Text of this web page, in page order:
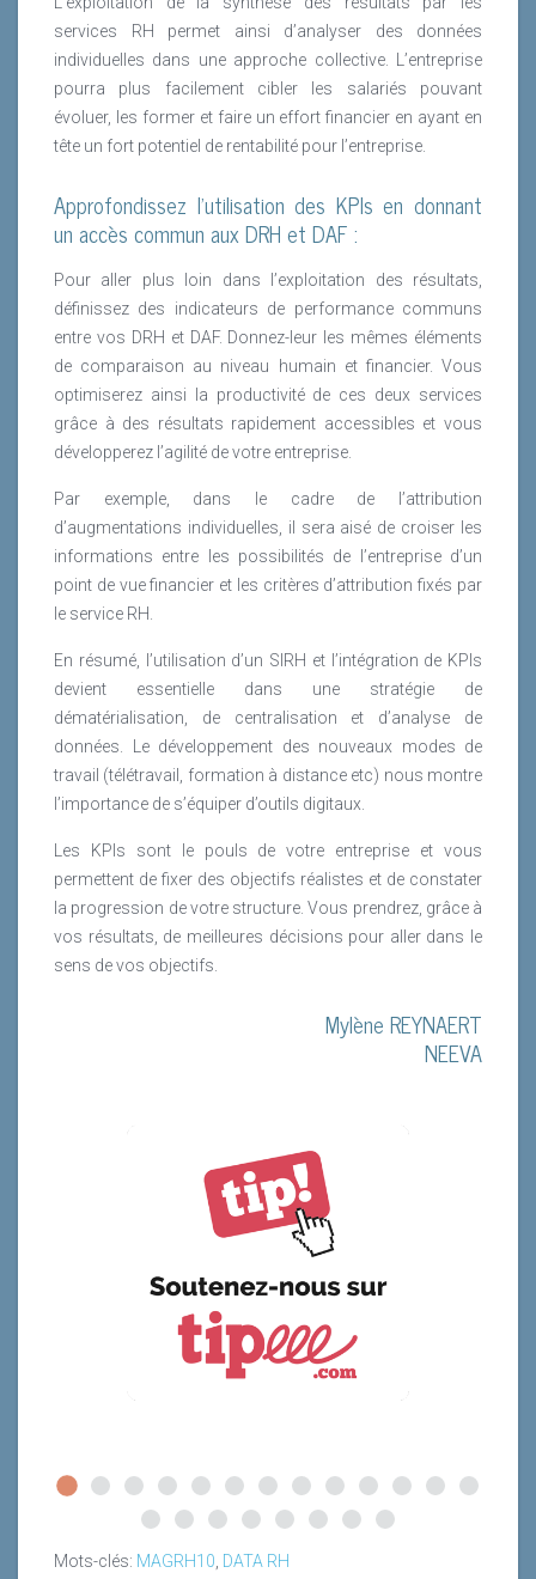
services RH permet ainsi d’analyser des données
individuelles dans une approche collective. L’entreprise
pourra plus facilement cibler les salariés pouvant
évoluer, les former et faire un effort financier en ayant en
tête un fort potentiel de rentabilité pour l’entreprise.
Approfondissez l’utilisation des KPIs en donnant
un accès commun aux DRH et DAF :
Pour aller plus loin dans l’exploitation des résultats,
définissez des indicateurs de performance communs
entre vos DRH et DAF. Donnez-leur les mêmes éléments
de comparaison au niveau humain et financier. Vous
optimiserez ainsi la productivité de ces deux services
grâce à des résultats rapidement accessibles et vous
développerez l’agilité de votre entreprise.
Par exemple, dans le cadre de l’attribution
d’augmentations individuelles, il sera aisé de croiser les
informations entre les possibilités de l’entreprise d’un
point de vue financier et les critères d’attribution fixés par
le service RH.
En résumé, l’utilisation d’un SIRH et l’intégration de KPIs
devient essentielle dans une stratégie de
dématérialisation, de centralisation et d’analyse de
données. Le développement des nouveaux modes de
travail (télétravail, formation à distance etc) nous montre
l’importance de s’équiper d’outils digitaux.
Les KPIs sont le pouls de votre entreprise et vous
permettent de fixer des objectifs réalistes et de constater
la progression de votre structure. Vous prendrez, grâce à
vos résultats, de meilleures décisions pour aller dans le
sens de vos objectifs.
Mylène REYNAERT
NEEVA
Mots-clés: MAGRH10 DATA RH